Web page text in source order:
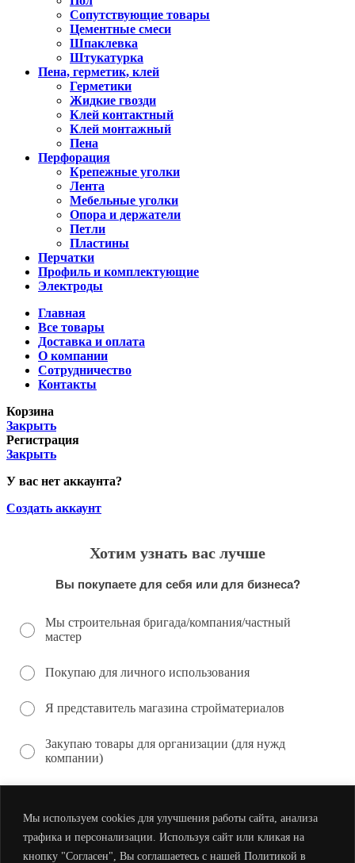
Мы используем cookies для улучшения работы сайта, анализа
трафика и персонализации. Используя сайт или кликая на
кнопку "Согласен", Вы соглашаетесь с нашей Политикой в
Сопутствующие товары
Цементные смеси
Шпаклевка
Штукатурка
Пена, герметик, клей
Герметики
Жидкие гвозди
Клей контактный
Клей монтажный
Пена
Перфорация
Крепежные уголки
Лента
Мебельные уголки
Опора и держатели
Петли
Пластины
Перчатки
Профиль и комплектующие
Электроды
Главная
Все товары
Доставка и оплата
О компании
Сотрудничество
Контакты
Корзина
Закрыть
Регистрация
Закрыть
У вас нет аккаунта?
Создать аккаунт
Хотим узнать вас лучше
Вы покупаете для себя или для бизнеса?
Мы строительная бригада/компания/частный
мастер
Покупаю для личного использования
Я представитель магазина стройматериалов
Закупаю товары для организации (для нужд
компании)